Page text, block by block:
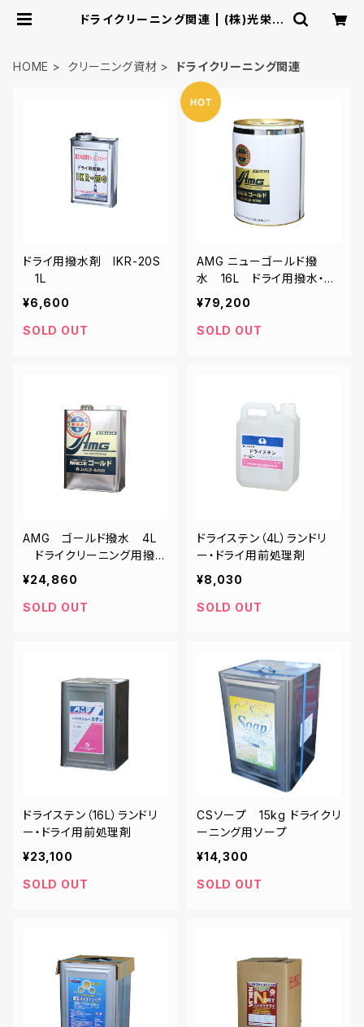
ドライクリーニング関連 | (株)光栄産
HOME クリーニング資材 ドライクリーニング関連
ドライ用撥水剤 IKR-20S
1L
¥6,600
SOLD OUT
AMG ニューゴールド撥
水 16L ドライ用撥水・撥
油剤
¥79,200
SOLD OUT
AMG ゴールド撥水 4L
ドライクリーニング用撥
水・撥油剤
¥24,860
SOLD OUT
ドライステン（4L）ランドリ
ー・ドライ用前処理剤
¥8,030
SOLD OUT
ドライステン（16L）ランドリ
ー・ドライ用前処理剤
¥23,100
SOLD OUT
CSソープ 15kg ドライクリ
ーニング用ソープ
¥14,300
SOLD OUT